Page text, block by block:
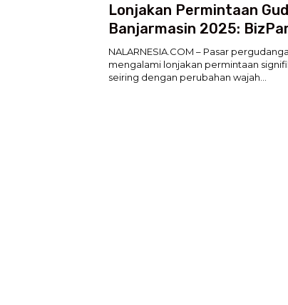
Lonjakan Permintaan
Banjarmasin 2025:
Group Sangat Diminati
NALARNESIA.COM – Pasar
mengalami lonjakan permintaan
seiring dengan perubahan wajah…